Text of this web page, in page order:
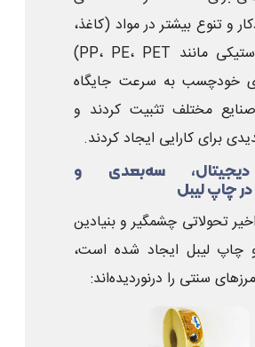
و تنوع بیشتر در مواد (کاغذ،
فیلم‌های پلاستیکی مانند PP، PE، PET)
خودچسب به سرعت جایگاه
مختلف تثبیت کردند و
برای کارایی ایجاد کردند.
سه‌بعدی و
چاپ لیبل
تحولاتی چشمگیر و بنیادین
چاپ لیبل ایجاد شده است،
سنتی را درنوردیده‌اند: